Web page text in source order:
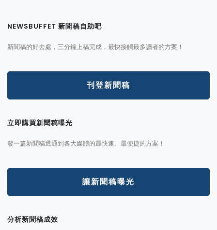
NEWSBUFFET 新聞稿自助吧
新聞稿的好去處，三分鐘上稿完成，最快接觸最多讀者的方案！
刊登新聞稿
立即購買新聞稿曝光
發一篇新聞稿透通到各大媒體的最快速、最便捷的方案！
讓新聞稿曝光
分析新聞稿成效